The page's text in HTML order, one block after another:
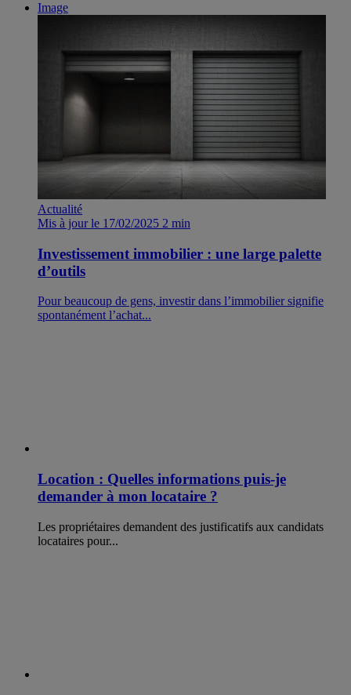
Image
Actualité
Mis à jour le 17/02/2025 2 min
Investissement immobilier : une large palette
d’outils
Pour beaucoup de gens, investir dans l’immobilier signifie
spontanément l’achat...
Location : Quelles informations puis-je
demander à mon locataire ?
Les propriétaires demandent des justificatifs aux candidats
locataires pour...